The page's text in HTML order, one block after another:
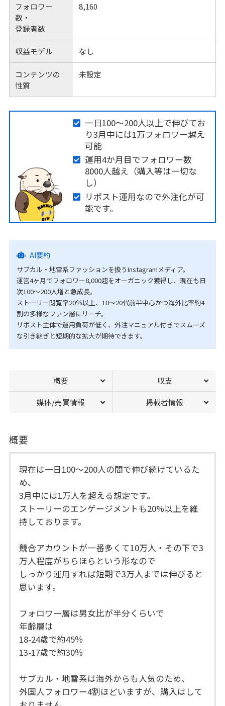
フォロワー
数・
登録者数
8,160
収益モデル なし
コンテンツの
性質
未設定
一日100～200人以上で伸びてお
り3月中には1万フォロワー越え
可能
運用4か月目でフォロワー数
8000人越え（購入等は一切な
し）
リポスト運用なので外注化が可
能です。
AI要約
サブカル・地雷系ファッションを扱うInstagramメディア。
運営4ヶ月でフォロワー8,000超をオーガニック獲得し、現在も日
次100〜200人増と急成長。
ストーリー閲覧率20％以上、10〜20代前半中心かつ海外比率約4
割の多様なファン層にリーチ。
リポスト主体で運用負荷が低く、外注マニュアル付きでスムーズ
な引き継ぎと短期的な拡大が期待できます。
概要 収支
媒体/売買情報 掲載者情報
概要
現在は一日100～200人の間で伸び続けているた
め、
3月中には1万人を超える想定です。
ストーリーのエンゲージメントも20%以上を維
持しております。
競合アカウントが一番多くて10万人・その下で3
万人程度がちらほらという形なので
しっかり運用すれば短期で3万人までは伸びると
思います。
フォロワー層は男女比が半分くらいで
年齢層は
18-24歳で約45％
13-17歳で約30％
サブカル・地雷系は海外からも人気のため、
外国人フォロワー4割ほどいますが、購入はして